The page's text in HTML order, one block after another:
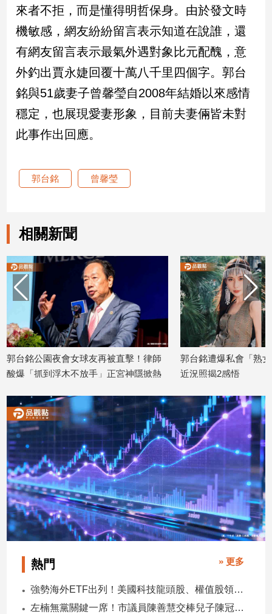
內
設
計
旅
美
食
星
座/
命
子/
情
藝
術
創
／
電
影
薦
科
技/
遊
戲
運
動
寵
物
Pet
影
音
來者不拒，而是懂得明哲保身。由於發文時
機敏感，網友紛紛留言表示知道在說誰，還
有網友留言表示最氣外遇對象比元配醜，意
外釣出賈永婕回覆十萬八千里四個字。郭台
銘與51歲妻子曾馨瑩自2008年結婚以來感情
穩定，也展現愛妻形象，目前夫妻倆皆未對
此事作出回應。
郭台銘 曾馨瑩
相關新聞
郭台銘公園夜會女球友再被直擊！律師
酸爆「抓到浮木不放手」正宮神隱掀熱
2026/07/09
郭台銘遭爆私會「熟
近況照揭2感悟
熱門 » 更多
強勢海外ETF出列！美國科技龍頭股、權值股領軍 專家這樣說
左楠無黨關鍵一席！市議員陳善慧交棒兒子陳冠宇 一人參選 兩代服務